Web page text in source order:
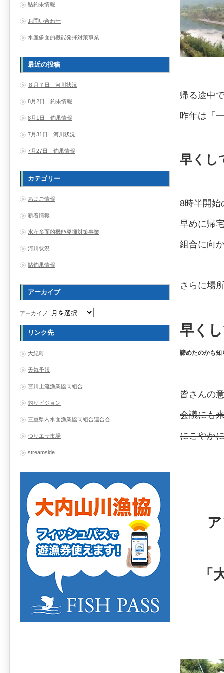
帰る途中
昨年は「
早くし
8時半開始
早めに帰
組合に向
さらに場
早く
諦めたのかも知
皆さんの
会議にも
にこやか
「
鮎釣果情報
お問い合わせ
水産多面的機能発揮対策事業
最近の投稿
８月７日 河川状況
8月2日 釣果情報
8月1日 釣果情報
7月31日 河川状況
7月27日 釣果情報
カテゴリー
あまご情報
新着情報
水産多面的機能発揮対策事業
河川状況
鮎釣果情報
アーカイブ
アーカイブ
リンク先
大紀町
天気予報
宮川上流漁業協同組合
釣りビジョン
三重県内水面漁業協同組合連合会
つりエサ市場
streamside